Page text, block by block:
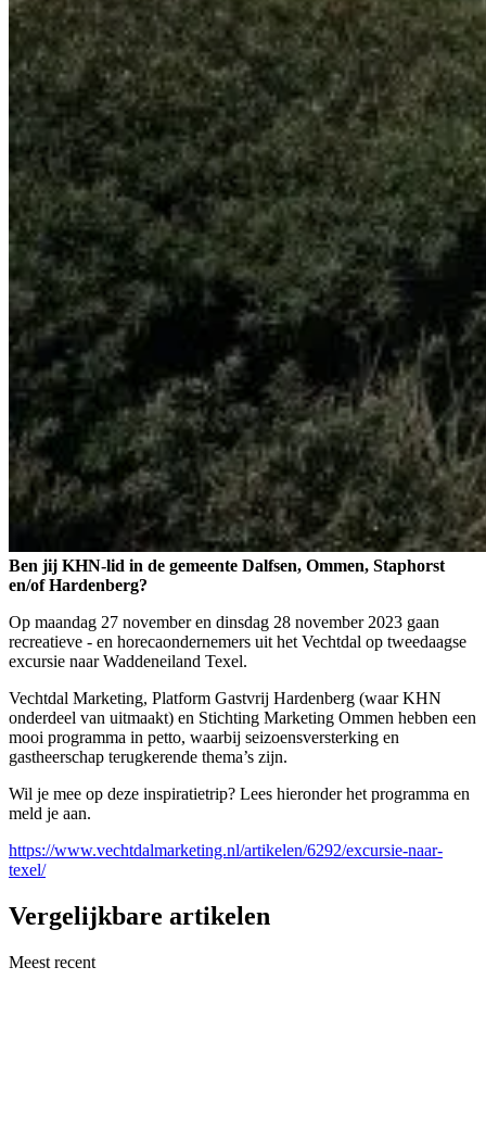
Ben jij KHN-lid in de gemeente Dalfsen, Ommen, Staphorst
en/of Hardenberg?
Op maandag 27 november en dinsdag 28 november 2023 gaan
recreatieve - en horecaondernemers uit het Vechtdal op tweedaagse
excursie naar Waddeneiland Texel.
Vechtdal Marketing, Platform Gastvrij Hardenberg (waar KHN
onderdeel van uitmaakt) en Stichting Marketing Ommen hebben een
mooi programma in petto, waarbij seizoensversterking en
gastheerschap terugkerende thema’s zijn.
Wil je mee op deze inspiratietrip? Lees hieronder het programma en
meld je aan.
https://www.vechtdalmarketing.nl/artikelen/6292/excursie-naar-
texel/
Vergelijkbare artikelen
Meest recent